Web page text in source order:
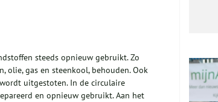
steeds opnieuw gebruikt. Zo
olie, gas en steenkool, behouden. Ook
uitgestoten. In de circulaire
en opnieuw gebruikt. Aan het